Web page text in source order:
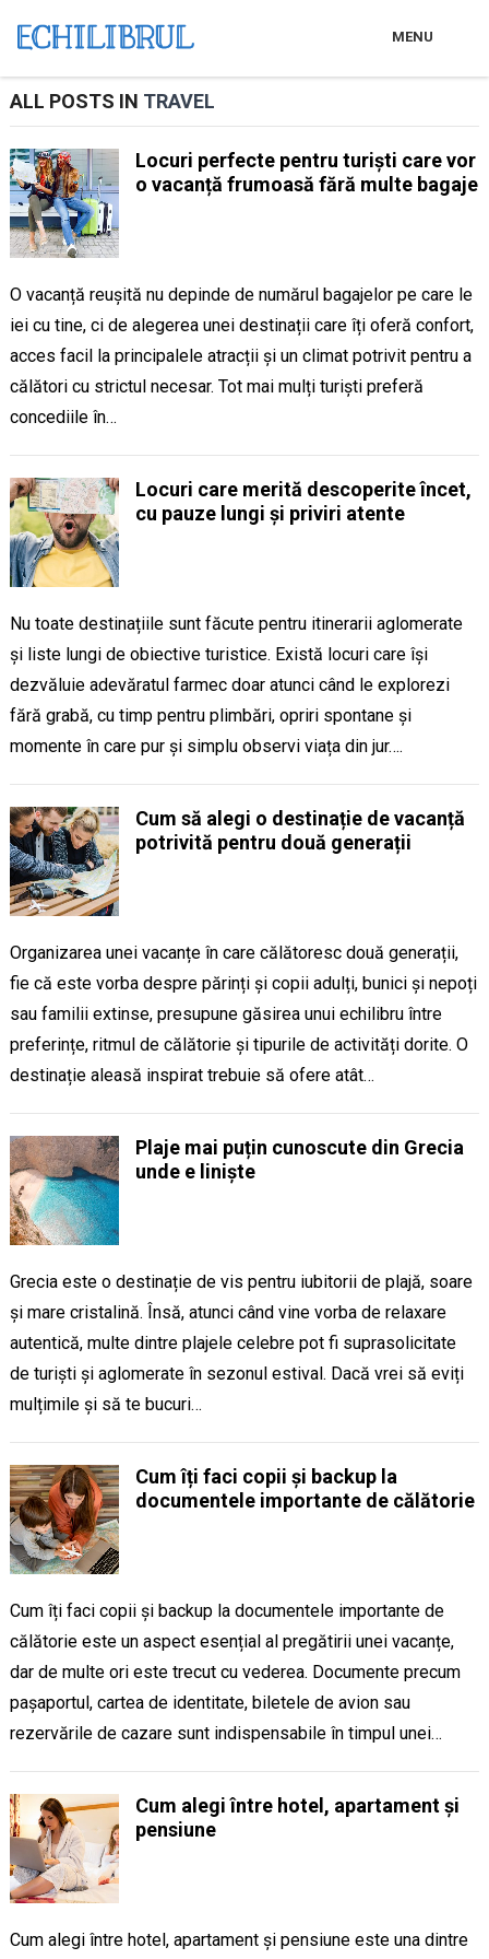
MENU
ALL POSTS IN TRAVEL
Locuri perfecte pentru turiști care vor
o vacanță frumoasă fără multe bagaje
O vacanță reușită nu depinde de numărul bagajelor pe care le
iei cu tine, ci de alegerea unei destinații care îți oferă confort,
acces facil la principalele atracții și un climat potrivit pentru a
călători cu strictul necesar. Tot mai mulți turiști preferă
concediile în…
Locuri care merită descoperite încet,
cu pauze lungi și priviri atente
Nu toate destinațiile sunt făcute pentru itinerarii aglomerate
și liste lungi de obiective turistice. Există locuri care își
dezvăluie adevăratul farmec doar atunci când le explorezi
fără grabă, cu timp pentru plimbări, opriri spontane și
momente în care pur și simplu observi viața din jur….
Cum să alegi o destinație de vacanță
potrivită pentru două generații
Organizarea unei vacanțe în care călătoresc două generații,
fie că este vorba despre părinți și copii adulți, bunici și nepoți
sau familii extinse, presupune găsirea unui echilibru între
preferințe, ritmul de călătorie și tipurile de activități dorite. O
destinație aleasă inspirat trebuie să ofere atât…
Plaje mai puțin cunoscute din Grecia
unde e liniște
Grecia este o destinație de vis pentru iubitorii de plajă, soare
și mare cristalină. Însă, atunci când vine vorba de relaxare
autentică, multe dintre plajele celebre pot fi suprasolicitate
de turiști și aglomerate în sezonul estival. Dacă vrei să eviți
mulțimile și să te bucuri…
Cum îți faci copii și backup la
documentele importante de călătorie
Cum îți faci copii și backup la documentele importante de
călătorie este un aspect esențial al pregătirii unei vacanțe,
dar de multe ori este trecut cu vederea. Documente precum
pașaportul, cartea de identitate, biletele de avion sau
rezervările de cazare sunt indispensabile în timpul unei…
Cum alegi între hotel, apartament și
pensiune
Cum alegi între hotel, apartament și pensiune este una dintre